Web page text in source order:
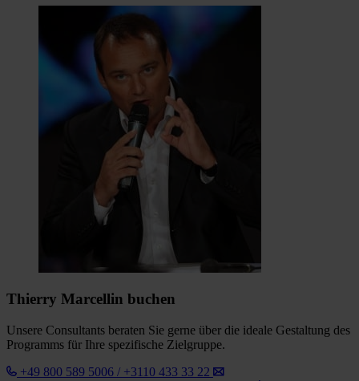
Thierry Marcellin buchen
Unsere Consultants beraten Sie gerne über die ideale Gestaltung des
Programms für Ihre spezifische Zielgruppe.
+49 800 589 5006 / +3110 433 33 22